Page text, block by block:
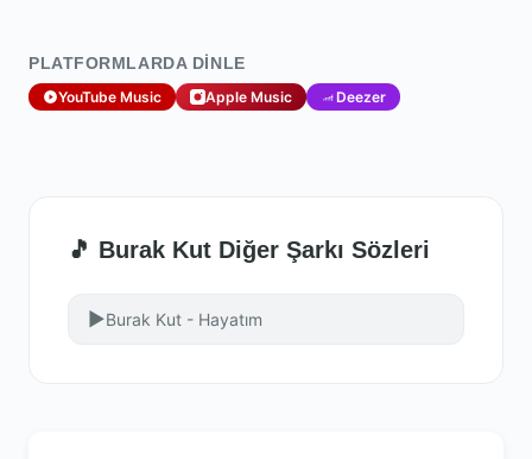
PLATFORMLARDA DINLE
YouTube Music Apple Music Deezer
🎵 Burak Kut Diğer Şarkı Sözleri
▶Burak Kut - Hayatım